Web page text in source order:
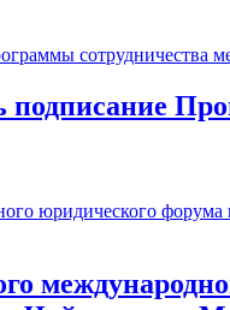
подписание